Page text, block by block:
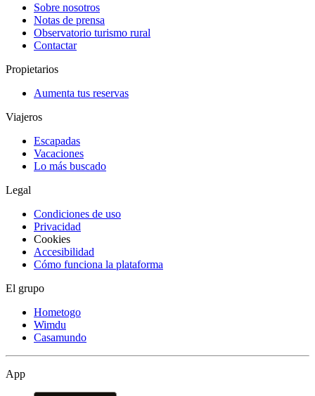
Sobre nosotros
Notas de prensa
Observatorio turismo rural
Contactar
Propietarios
Aumenta tus reservas
Viajeros
Escapadas
Vacaciones
Lo más buscado
Legal
Condiciones de uso
Privacidad
Cookies
Accesibilidad
Cómo funciona la plataforma
El grupo
Hometogo
Wimdu
Casamundo
App